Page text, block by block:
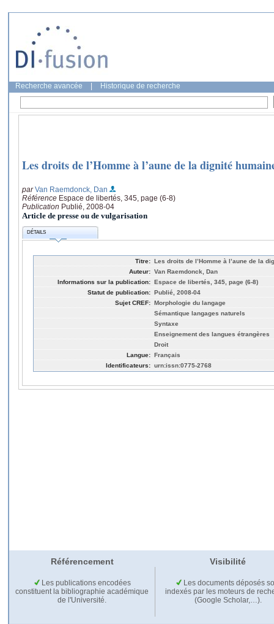
Recherche avancée Historique de recherche
Les droits de l’Homme à l’aune de la dignité
parVan Raemdonck, Dan
Référence Espace de libertés, 345, page (6-8)
Publication Publié, 2008-04
Article de presse ou de vulgarisation
DÉTAILS
Titre: Les droits de l’Homme à l’aune de la
Auteur: Van Raemdonck, Dan
Informations sur la publication: Espace de libertés, 345, page (6-8)
Statut de publication: Publié, 2008-04
Sujet CREF: Morphologie du langage
Sémantique langages naturels
Syntaxe
Enseignement des langues étrangères
Droit
Langue: Français
Identificateurs: urn:issn:0775-2768
Référencement Visibilité
Les publications encodées
constituent la bibliographie académique
de l'Université.
Les documents déposés
indexés par les moteurs de
(Google Scholar,…).